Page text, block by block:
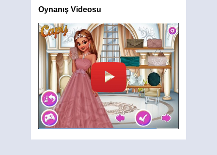
Oynanış Videosu